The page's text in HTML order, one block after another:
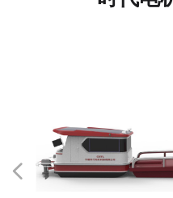
넳